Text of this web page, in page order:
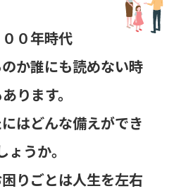
i
０年時代
か誰にも読めない時
ります。
はどんな備えができ
ょうか。
りごとは人生を左右